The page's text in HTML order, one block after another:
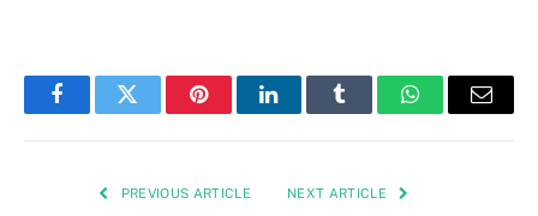
FacebookTwitter PinterestLinkedInTumblr WhatsAppEmail
PREVIOUS ARTICLE NEXT ARTICLE